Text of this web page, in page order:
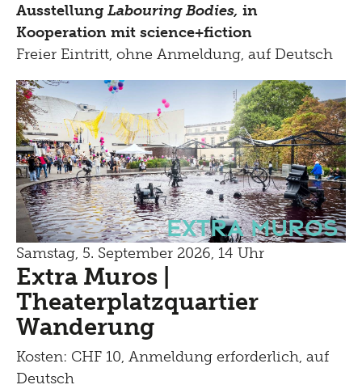
Ausstellung Labouring Bodies, in
Kooperation mit science+fiction
Freier Eintritt, ohne Anmeldung, auf Deutsch
Extra Muros
Samstag, 5. September 2026, 14 Uhr
Extra Muros |
Theaterplatzquartier
Wanderung
Kosten: CHF 10, Anmeldung erforderlich, auf
Deutsch